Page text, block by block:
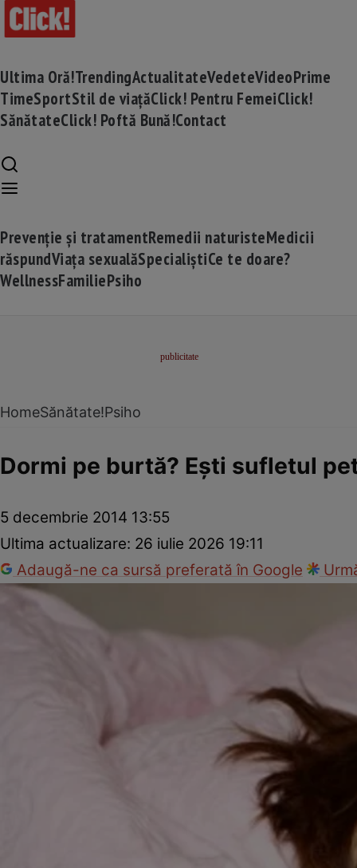
Ultima Oră!TrendingActualitateVedeteVideoPrime
TimeSportStil de viațăClick! Pentru FemeiClick!
SănătateClick! Poftă Bună!Contact
Prevenție și tratamentRemedii naturisteMedicii
răspundViața sexualăSpecialiștiCe te doare?
WellnessFamiliePsiho
HomeSănătate!Psiho
Dormi pe burtă? Eşti sufletul
5 decembrie 2014 13:55
Ultima actualizare: 26 iulie 2026 19:11
Adaugă-ne ca sursă preferată în Google